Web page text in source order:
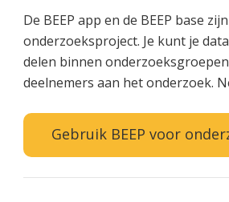
De BEEP app en de BEEP base
onderzoeksproject. Je kunt je
delen binnen
deelnemers aan het onderzoek.
Gebruik BEEP voor